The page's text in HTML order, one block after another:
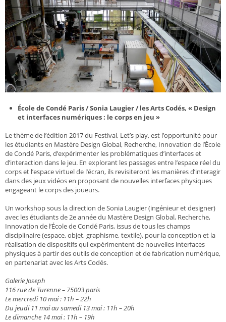
École de Condé Paris / Sonia Laugier / les Arts Codés, « Design
et interfaces numériques : le corps en jeu »
Le thème de l’édition 2017 du Festival, Let’s play, est l’opportunité pour
les étudiants en Mastère Design Global, Recherche, Innovation de l’École
de Condé Paris, d’expérimenter les problématiques d’interfaces et
d’interaction dans le jeu. En explorant les passages entre l’espace réel du
corps et l’espace virtuel de l’écran, ils revisiteront les manières d’interagir
dans des jeux vidéos en proposant de nouvelles interfaces physiques
engageant le corps des joueurs.
Un workshop sous la direction de Sonia Laugier (ingénieur et designer)
avec les étudiants de 2e année du Mastère Design Global, Recherche,
Innovation de l’École de Condé Paris, issus de tous les champs
disciplinaire (espace, objet, graphisme, textile), pour la conception et la
réalisation de dispositifs qui expérimentent de nouvelles interfaces
physiques à partir des outils de conception et de fabrication numérique,
en partenariat avec les Arts Codés.
Galerie Joseph
116 rue de Turenne – 75003 paris
Le mercredi 10 mai : 11h – 22h
Du jeudi 11 mai au samedi 13 mai : 11h – 20h
Le dimanche 14 mai : 11h – 19h